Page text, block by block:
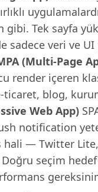
gibi. Tek sayfa
sadece veri ve UI
(Multi-Page
render içeren
ticaret, blog,
Web App)
notification
hali — Twitter
seçim hedef